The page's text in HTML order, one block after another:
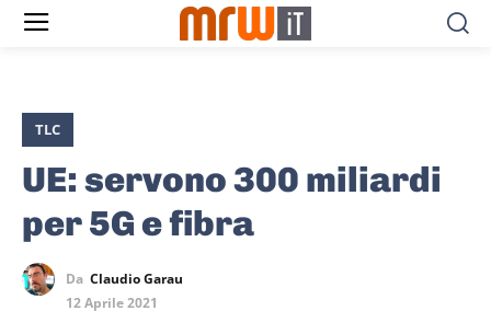
TLC
UE: servono 300 miliardi
per 5G e fibra
Da Claudio Garau
12 Aprile 2021